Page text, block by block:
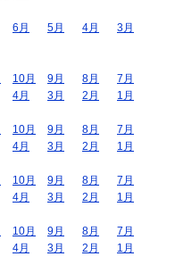
6月 5月 4月
3月
10月 9月 8月
7月
4月 3月 2月
1月
10月 9月 8月
7月
4月 3月 2月
1月
10月 9月 8月
7月
4月 3月 2月
1月
10月 9月 8月
7月
4月 3月 2月
1月